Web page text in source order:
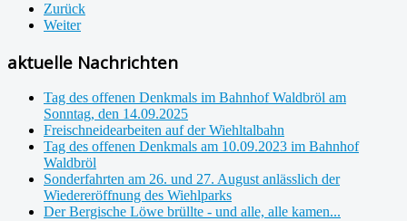
Zurück
Weiter
aktuelle Nachrichten
Tag des offenen Denkmals im Bahnhof Waldbröl am
Sonntag, den 14.09.2025
Freischneidearbeiten auf der Wiehltalbahn
Tag des offenen Denkmals am 10.09.2023 im Bahnhof
Waldbröl
Sonderfahrten am 26. und 27. August anlässlich der
Wiedereröffnung des Wiehlparks
Der Bergische Löwe brüllte - und alle, alle kamen...